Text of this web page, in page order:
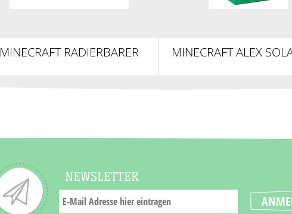
MINECRAFT RADIERBARER
MINECRAFT ALEX
NEWSLETTER